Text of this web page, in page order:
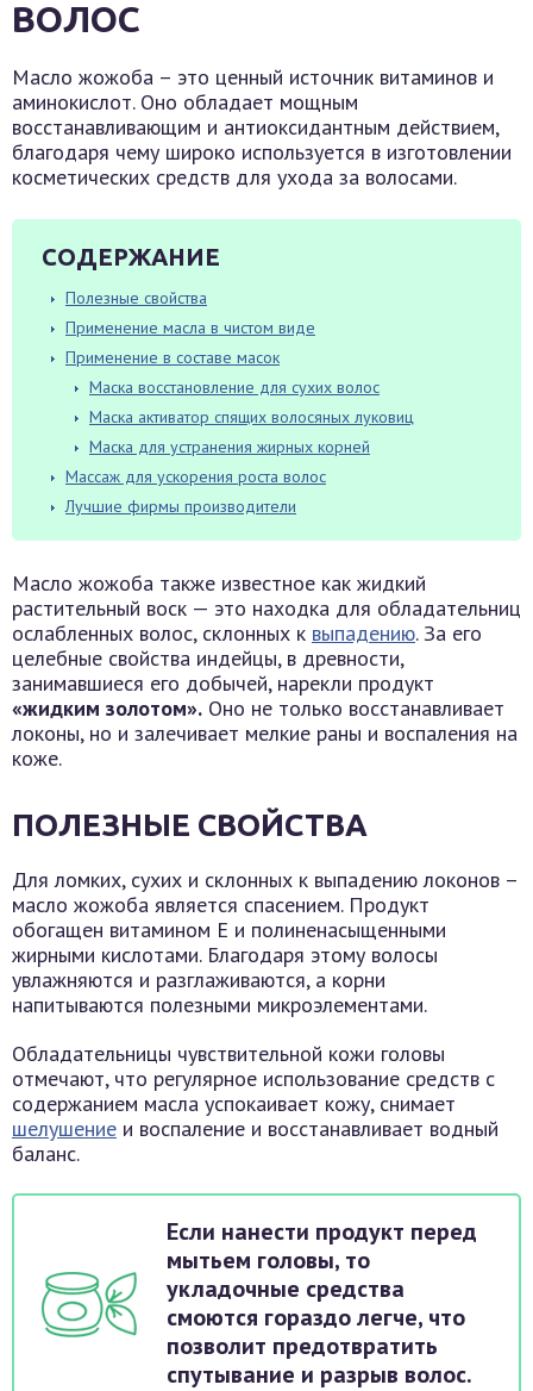
ВОЛОС
Масло жожоба – это ценный источник витаминов и
аминокислот. Оно обладает мощным
восстанавливающим и антиоксидантным действием,
благодаря чему широко используется в изготовлении
косметических средств для ухода за волосами.
СОДЕРЖАНИЕ
Полезные свойства
Применение масла в чистом виде
Применение в составе масок
Маска восстановление для сухих волос
Маска активатор спящих волосяных луковиц
Маска для устранения жирных корней
Массаж для ускорения роста волос
Лучшие фирмы производители
Масло жожоба также известное как жидкий
растительный воск — это находка для обладательниц
ослабленных волос, склонных к выпадению. За его
целебные свойства индейцы, в древности,
занимавшиеся его добычей, нарекли продукт
«жидким золотом». Оно не только восстанавливает
локоны, но и залечивает мелкие раны и воспаления на
коже.
ПОЛЕЗНЫЕ СВОЙСТВА
Для ломких, сухих и склонных к выпадению локонов –
масло жожоба является спасением. Продукт
обогащен витамином Е и полиненасыщенными
жирными кислотами. Благодаря этому волосы
увлажняются и разглаживаются, а корни
напитываются полезными микроэлементами.
Обладательницы чувствительной кожи головы
отмечают, что регулярное использование средств с
содержанием масла успокаивает кожу, снимает
шелушение и воспаление и восстанавливает водный
баланс.
Если нанести продукт перед
мытьем головы, то
укладочные средства
смоются гораздо легче, что
позволит предотвратить
спутывание и разрыв волос.